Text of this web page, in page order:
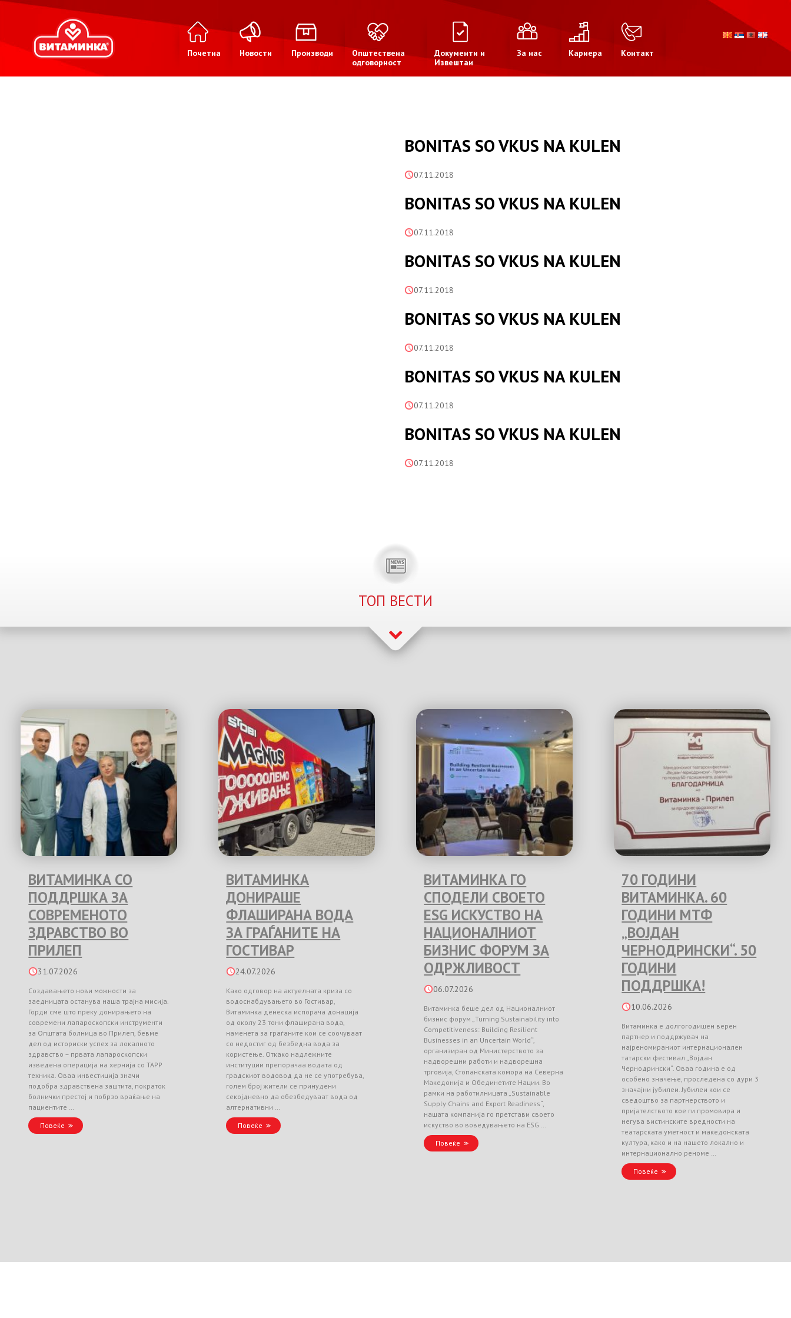
Почетна Новости Производи
Општествена
одговорност
Документи и
Извештаи
За нас Кариера Контакт
BONITAS SO VKUS NA KULEN
07.11.2018
BONITAS SO VKUS NA KULEN
07.11.2018
BONITAS SO VKUS NA KULEN
07.11.2018
BONITAS SO VKUS NA KULEN
07.11.2018
BONITAS SO VKUS NA KULEN
07.11.2018
BONITAS SO VKUS NA KULEN
07.11.2018
ТОП ВЕСТИ
ВИТАМИНКА СО
ПОДДРШКА ЗА
СОВРЕМЕНОТО
ЗДРАВСТВО ВО
ПРИЛЕП
31.07.2026
Создавањето нови можности за
заедницата останува наша трајна мисија.
Горди сме што преку донирањето на
современи лапароскопски инструменти
за Општата болница во Прилеп, бевме
дел од историски успех за локалното
здравство – првата лапароскопски
изведена операција на хернија со TAPP
техника. Оваа инвестиција значи
подобра здравствена заштита, пократок
болнички престој и побрзо враќање на
пациентите …
Повеќе
ВИТАМИНКА
ДОНИРАШЕ
ФЛАШИРАНА ВОДА
ЗА ГРАЃАНИТЕ НА
ГОСТИВАР
24.07.2026
Како одговор на актуелната криза со
водоснабдувањето во Гостивар,
Витаминка денеска испорача донација
од околу 23 тони флаширана вода,
наменета за граѓаните кои се соочуваат
со недостиг од безбедна вода за
користење. Откако надлежните
институции препорачаа водата од
градскиот водовод да не се употребува,
голем број жители се принудени
секојдневно да обезбедуваат вода од
алтернативни …
Повеќе
ВИТАМИНКА ГО
СПОДЕЛИ СВОЕТО
ESG ИСКУСТВО НА
НАЦИОНАЛНИОТ
БИЗНИС ФОРУМ ЗА
ОДРЖЛИВОСТ
06.07.2026
Витаминка беше дел од Националниот
бизнис форум „Turning Sustainability into
Competitiveness: Building Resilient
Businesses in an Uncertain World“,
организиран од Министерството за
надворешни работи и надворешна
трговија, Стопанската комора на Северна
Македонија и Обединетите Нации. Во
рамки на работилницата „Sustainable
Supply Chains and Export Readiness“,
нашата компанија го претстави своето
искуство во воведувањето на ESG …
Повеќе
70 ГОДИНИ
ВИТАМИНКА. 60
ГОДИНИ МТФ
„ВОЈДАН
ЧЕРНОДРИНСКИ“. 50
ГОДИНИ
ПОДДРШКА!
10.06.2026
Витаминка е долгогодишен верен
партнер и поддржувач на
најреномираниот интернационален
татарски фестивал „Војдан
Чернодрински“. Оваа година е од
особено значење, проследена со дури 3
значајни јубилеи. Јубилеи кои се
сведоштво за партнерството и
пријателството кое ги промовира и
негува вистинските вредности на
театарската уметност и македонската
култура, како и на нашето локално и
интернационално реноме …
Повеќе